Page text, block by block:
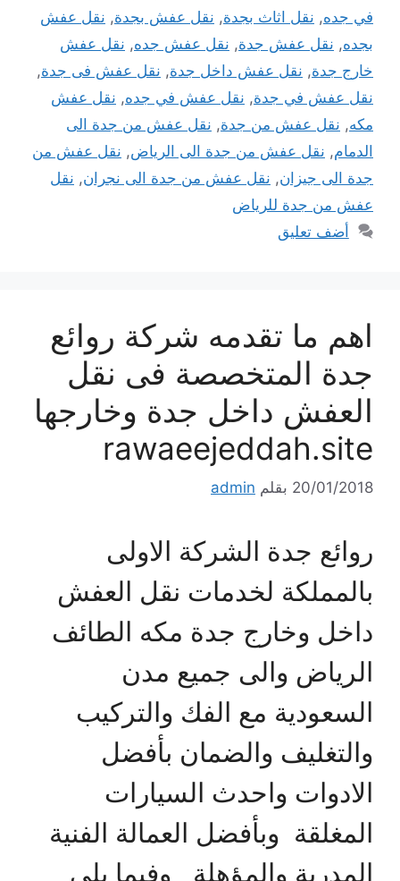
في جده, نقل اثاث بجدة, نقل عفش بجدة, نقل عفش
بجده, نقل عفش جدة, نقل عفش جده, نقل عفش
خارج جدة, نقل عفش داخل جدة, نقل عفش فى جدة,
نقل عفش في جدة, نقل عفش في جده, نقل عفش
مكه, نقل عفش من جدة, نقل عفش من جدة الى
الدمام, نقل عفش من جدة الى الرياض, نقل عفش من
جدة الى جيزان, نقل عفش من جدة الى نجران, نقل
عفش من جدة للرياض
أضف تعليق
اهم ما تقدمه شركة روائع
جدة المتخصصة فى نقل
العفش داخل جدة وخارجها
rawaeejeddah.site
20/01/2018 بقلم admin
روائع جدة الشركة الاولى
بالمملكة لخدمات نقل العفش
داخل وخارج جدة مكه الطائف
الرياض والى جميع مدن
السعودية مع الفك والتركيب
والتغليف والضمان بأفضل
الادوات واحدث السيارات
المغلقة وبأفضل العمالة الفنية
المدربة والمؤهلة وفيما يلى